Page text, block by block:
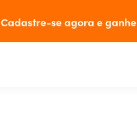
Cadastre-se agora e ganhe